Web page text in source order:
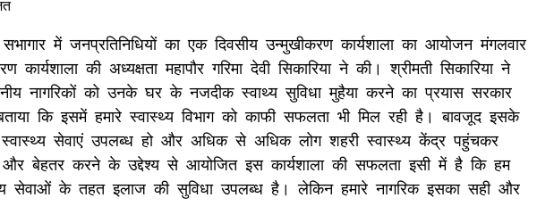
में जनप्रतिनिधियों का एक दिवसीय उन्मुखीकरण कार्यशाला का आयोजन मंगलवार
की अध्यक्षता महापौर गरिमा देवी सिकारिया ने की। श्रीमती सिकारिया ने
नागरिकों को उनके घर के नजदीक स्वाथ्य सुविधा मुहैया करने का प्रयास सरकार
कि इसमें हमारे स्वास्थ्य विभाग को काफी सफलता भी मिल रही है। बावजूद इसके
स्वास्थ्य सेवाएं उपलब्ध हो और अधिक से अधिक लोग शहरी स्वास्थ्य केंद्र पहुंचकर
और बेहतर करने के उद्देश्य से आयोजित इस कार्यशाला की सफलता इसी में है कि हम
सेवाओं के तहत इलाज की सुविधा उपलब्ध है। लेकिन हमारे नागरिक इसका सही और